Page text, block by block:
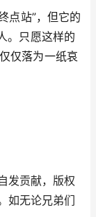
点站”，但它的
。只愿这样的
仅落为一纸哀
发贡献，版权
如无论兄弟们